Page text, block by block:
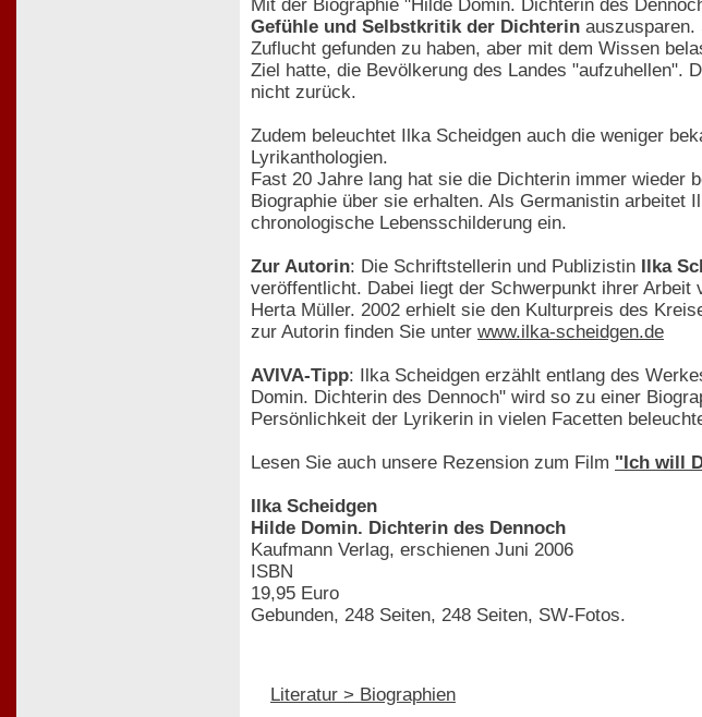
Mit der Biographie "Hilde Domin. Dichterin des
Gefühle und Selbstkritik der Dichterin auszusparen.
Zuflucht gefunden zu haben, aber mit dem Wissen
Ziel hatte, die Bevölkerung des Landes "aufzuhellen".
nicht zurück.
Zudem beleuchtet Ilka Scheidgen auch die weniger
Lyrikanthologien.
Fast 20 Jahre lang hat sie die Dichterin immer wieder
Biographie über sie erhalten. Als Germanistin arbeitet
chronologische Lebensschilderung ein.
Zur Autorin: Die Schriftstellerin und Publizistin Ilka
veröffentlicht. Dabei liegt der Schwerpunkt ihrer
Herta Müller. 2002 erhielt sie den Kulturpreis des
zur Autorin finden Sie unter www.ilka-scheidgen.de
AVIVA-Tipp: Ilka Scheidgen erzählt entlang des
Domin. Dichterin des Dennoch" wird so zu einer
Persönlichkeit der Lyrikerin in vielen Facetten
Lesen Sie auch unsere Rezension zum Film "Ich will
Ilka Scheidgen
Hilde Domin. Dichterin des Dennoch
Kaufmann Verlag, erschienen Juni 2006
ISBN
19,95 Euro
Gebunden, 248 Seiten, 248 Seiten, SW-Fotos.
Literatur > Biographien